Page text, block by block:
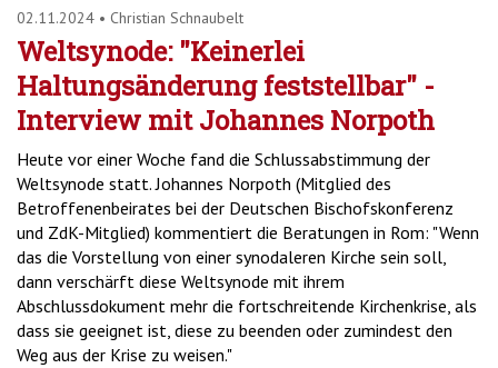
02.11.2024 • Christian Schnaubelt
Weltsynode: "Keinerlei
Haltungsänderung feststellbar" -
Interview mit Johannes Norpoth
Heute vor einer Woche fand die Schlussabstimmung der
Weltsynode statt. Johannes Norpoth (Mitglied des
Betroffenenbeirates bei der Deutschen Bischofskonferenz
und ZdK-Mitglied) kommentiert die Beratungen in Rom: "Wenn
das die Vorstellung von einer synodaleren Kirche sein soll,
dann verschärft diese Weltsynode mit ihrem
Abschlussdokument mehr die fortschreitende Kirchenkrise, als
dass sie geeignet ist, diese zu beenden oder zumindest den
Weg aus der Krise zu weisen."